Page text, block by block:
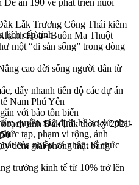
án 190 về phát triển nuôi
Lắk Trương Công Thái kiểm
Hòa - Buôn Ma Thuột
một “di sản sống” trong dòng
cao đời sống người dân từ
đẩy nhanh tiến độ các dự án
Nam Phú Yên
với bảo tồn biển
tỉnh Đắk Lắk thời kỳ 2021-
đêm giải phóng mặt bằng
trưởng kinh tế từ 10% trở lên
lịch cấp tỉnh
quyền xác định hồ sơ xử phạt
tạp, phạm vi rộng, ảnh
của nhiều cá nhân, tổ chức